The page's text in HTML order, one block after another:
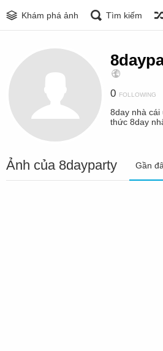
Khám phá ảnh Tìm kiếm
0 FOLLOWING
8day nhà cái
thức 8day
Ảnh của 8dayparty Gần